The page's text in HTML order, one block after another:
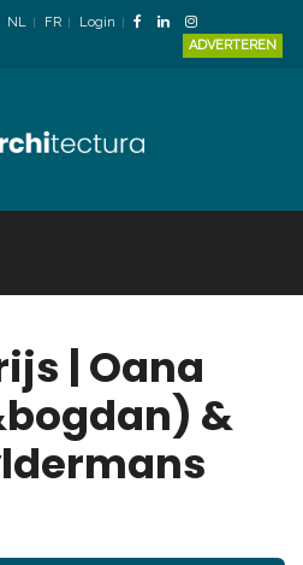
NL FR
Login
ADVERTEREN
| Oana
&